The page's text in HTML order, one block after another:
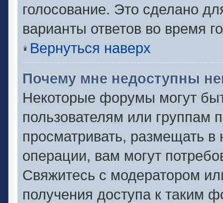
голосование. Это сделано
варианты ответов во время
Вернуться наверх
Почему мне недоступны
Некоторые форумы могут
пользователям или группам
просматривать, размещать
операции, вам могут
Свяжитесь с модератором
получения доступа к таким